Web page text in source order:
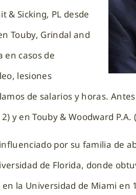
& Sicking, PL desde
Touby, Grindal and
en casos de
lesiones
de salarios y horas.
y en Touby & Woodward P.A.
por su familia de
de Florida, donde
la Universidad de Miami en